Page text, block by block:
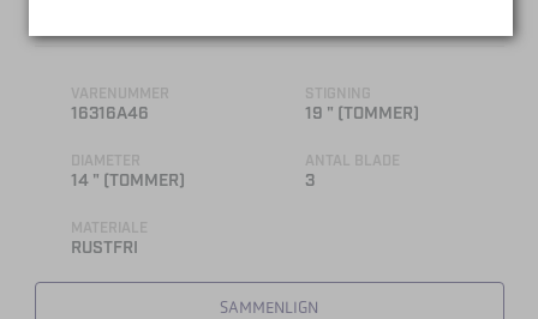
VARENUMMER
16316A46
STIGNING
19 " (TOMMER)
DIAMETER
14 " (TOMMER)
ANTAL BLADE
3
MATERIALE
RUSTFRI
SAMMENLIGN